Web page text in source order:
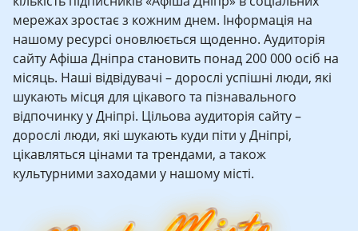
мережах зростає з кожним днем. Інформація на
нашому ресурсі оновлюється щоденно. Аудиторія
сайту Афіша Дніпра становить понад 200 000 осіб на
місяць. Наші відвідувачі – дорослі успішні люди, які
шукають місця для цікавого та пізнавального
відпочинку у Дніпрі. Цільова аудиторія сайту –
дорослі люди, які шукають куди піти у Дніпрі,
цікавляться цінами та трендами, а також
культурними заходами у нашому місті.